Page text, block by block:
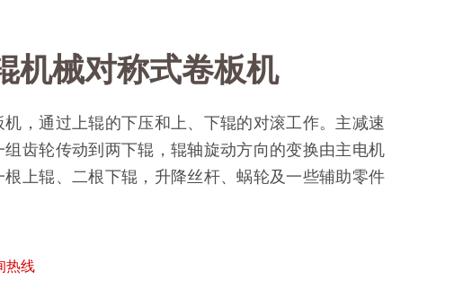
机械对称式卷板机
，通过上辊的下压和上、下辊的对滚工作。主减速
组齿轮传动到两下辊，辊轴旋动方向的变换由主电机
根上辊、二根下辊，升降丝杆、蜗轮及一些辅助零件
热线